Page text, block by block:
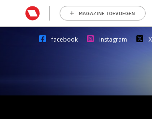
MAGAZINE TOEVOEGEN
facebook instagram X